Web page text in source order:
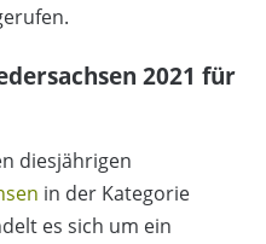
2021 für
diesjährigen
in der Kategorie
es sich um ein